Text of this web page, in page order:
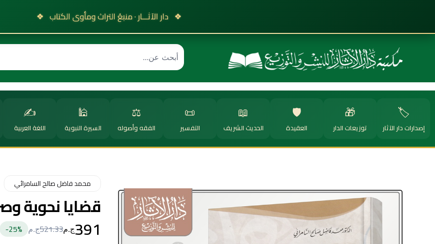
❖ دار الآثـــار · منبعُ التراث ومأوى الكتاب ❖
🏷️
إصدارات دار الآثار
🎁
توزيعات الدار
🛡️
العقيدة
📖
الحديث الشريف
📜
التفسير
⚖️
الفقه وأصوله
🕌
السيرة النبوية
✍️
اللغة العربية
محمد فاضل صالح السامرائي
قضايا نحوية
391ج.م521.33ج.م 25%-